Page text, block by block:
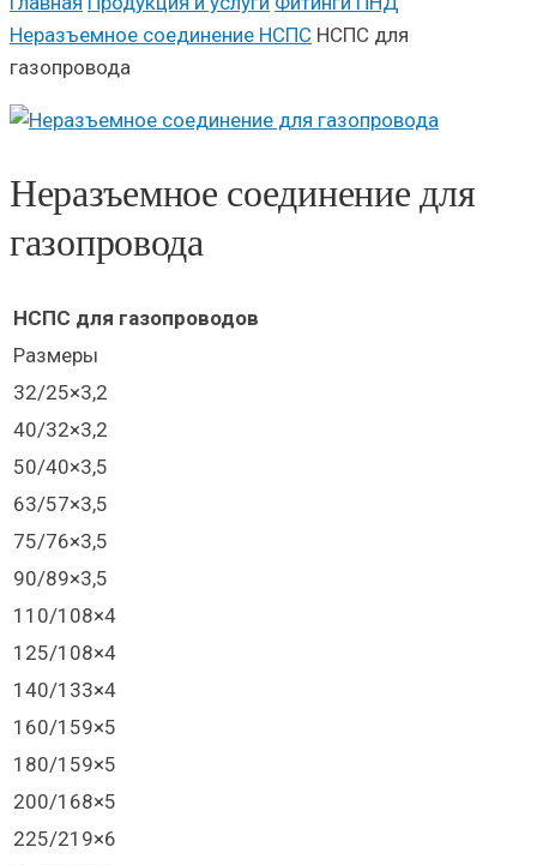
Неразъемное соединение НСПС НСПС для
газопровода
Неразъемное соединение для
газопровода
НСПС для газопроводов
Размеры
32/25×3,2
40/32×3,2
50/40×3,5
63/57×3,5
75/76×3,5
90/89×3,5
110/108×4
125/108×4
140/133×4
160/159×5
180/159×5
200/168×5
225/219×6